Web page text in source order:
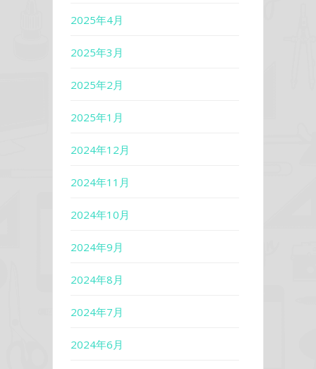
2025年4月
2025年3月
2025年2月
2025年1月
2024年12月
2024年11月
2024年10月
2024年9月
2024年8月
2024年7月
2024年6月